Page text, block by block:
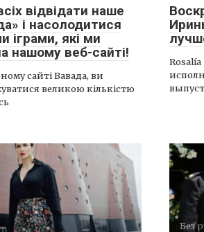
відвідати наше
і насолодитися
іграми, які ми
нашому веб-сайті!
сайті Вавада, ви
великою кількістю
Без